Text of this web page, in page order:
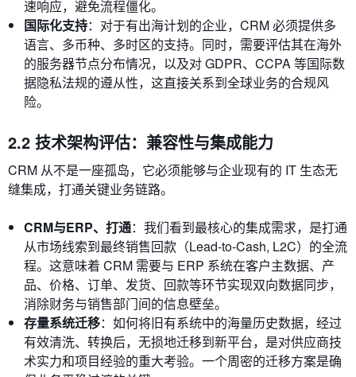
速响应，避免流程僵化。
国际化支持：对于有出海计划的企业，CRM 必须提供多
语言、多币种、多时区的支持。同时，需要评估其在海外
的服务器节点分布情况，以及对 GDPR、CCPA 等国际数
据隐私法规的遵从性，这直接关系到全球业务的合规风
险。
2.2 技术架构评估：兼容性与集成能力
CRM 从不是一座孤岛，它必须能够与企业现有的 IT 生态无
缝集成，打通关键业务链路。
CRM与ERP、打通：我们看到最核心的集成需求，是打通
从市场线索到最终销售回款（Lead-to-Cash, L2C）的全流
程。这意味着 CRM 需要与 ERP 系统在客户主数据、产
品、价格、订单、发货、回款等环节实现双向数据同步，
消除财务与销售部门间的信息壁垒。
存量系统迁移：如何将旧有系统中的海量历史数据，经过
有效清洗、转换后，无损地迁移到新平台，是对供应商技
术实力和项目经验的重大考验。一个周密的迁移方案是确